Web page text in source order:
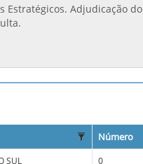
Número
SUL 0